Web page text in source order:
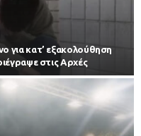
για κατ’ εξακολούθηση
στις Αρχές